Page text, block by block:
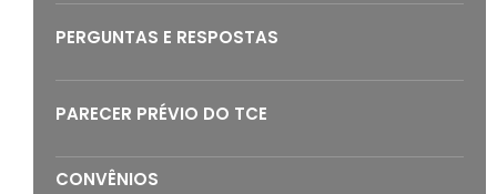
PERGUNTAS E RESPOSTAS
PARECER PRÉVIO DO TCE
CONVÊNIOS